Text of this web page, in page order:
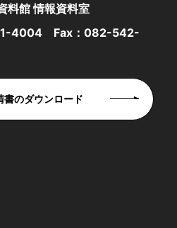
料館 情報資料室
4004 Fax：082-542-
書のダウンロード